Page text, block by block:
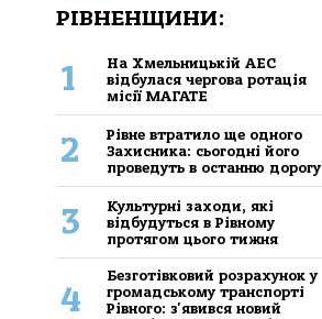
РІВНЕНЩИНИ:
1
На Хмельницькій АЕС
відбулася чергова ротація
місії МАГАТЕ
2
Рівне втратило ще одного
Захисника: сьогодні його
проведуть в останню дорогу
3
Культурні заходи, які
відбудуться в Рівному
протягом цього тижня
4
Безготівковий розрахунок у
громадському транспорті
Рівного: з'явився новий